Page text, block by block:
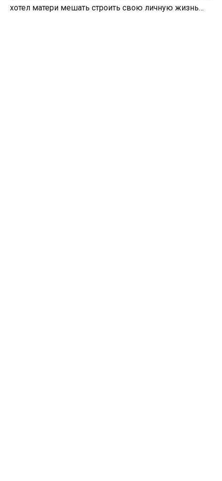
хотел матери мешать строить свою личную жизнь…